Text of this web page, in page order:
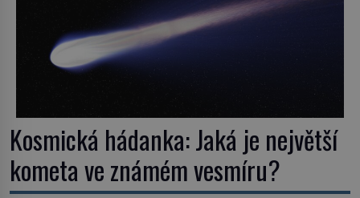
Kosmická hádanka: Jaká je největší
kometa ve známém vesmíru?